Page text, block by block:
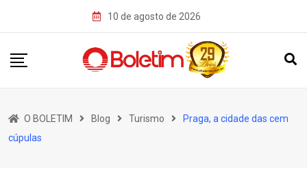
10 de agosto de 2026
O BOLETIM Blog Turismo
Praga, a cidade das cem
cúpulas